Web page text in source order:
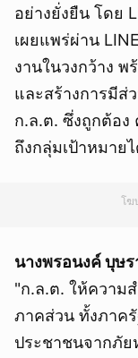
อย่างยั่งยืน โดย
เผยแพร่ผ่าน
งานในวงกว้าง
และสร้างการมีส่
ก.ล.ต. ซึ่งถูกต้อง
ถึงกลุ่มเป้าหมาย
โฆ
นางพรอนงค์ บุษร
"ก.ล.ต. ให้ความ
ภาคส่วน ทั้งภาค
ประชาชนจากภัย